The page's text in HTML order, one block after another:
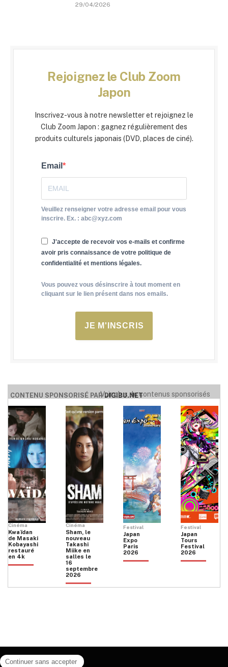
29/04/2026
Rejoignez le Club Zoom
Japon
Inscrivez-vous à notre newsletter et rejoignez le
Club Zoom Japon : gagnez régulièrement des
produits culturels japonais (DVD, places de ciné).
Email
Veuillez renseigner votre adresse email pour vous
inscrire. Ex. : abc@xyz.com
J'accepte de recevoir vos e-mails et confirme
avoir pris connaissance de votre politique de
confidentialité et mentions légales.
Vous pouvez vous désinscrire à tout moment en
cliquant sur le lien présent dans nos emails.
JE M'INSCRIS
CONTENU SPONSORISÉ PARDIGIBU.NET
Voir plus de contenus sponsorisés
Cinéma
Kwaïdan
de Masaki
Kobayashi
restauré
en 4k
Cinéma
Sham, le
nouveau
Takashi
Miike en
salles le
16
septembre
2026
Festival
Japan
Expo
Paris
2026
Festival
Japan
Tours
Festival
2026